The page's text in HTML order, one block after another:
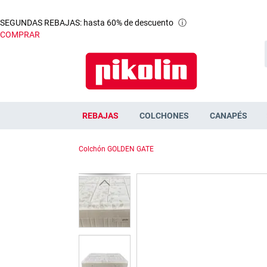
SEGUNDAS REBAJAS: hasta 60% de descuento ⓘ
COMPRAR
REBAJAS COLCHONES CANAPÉS
Colchón GOLDEN GATE
Saltar
al
final
la
galería
imágenes